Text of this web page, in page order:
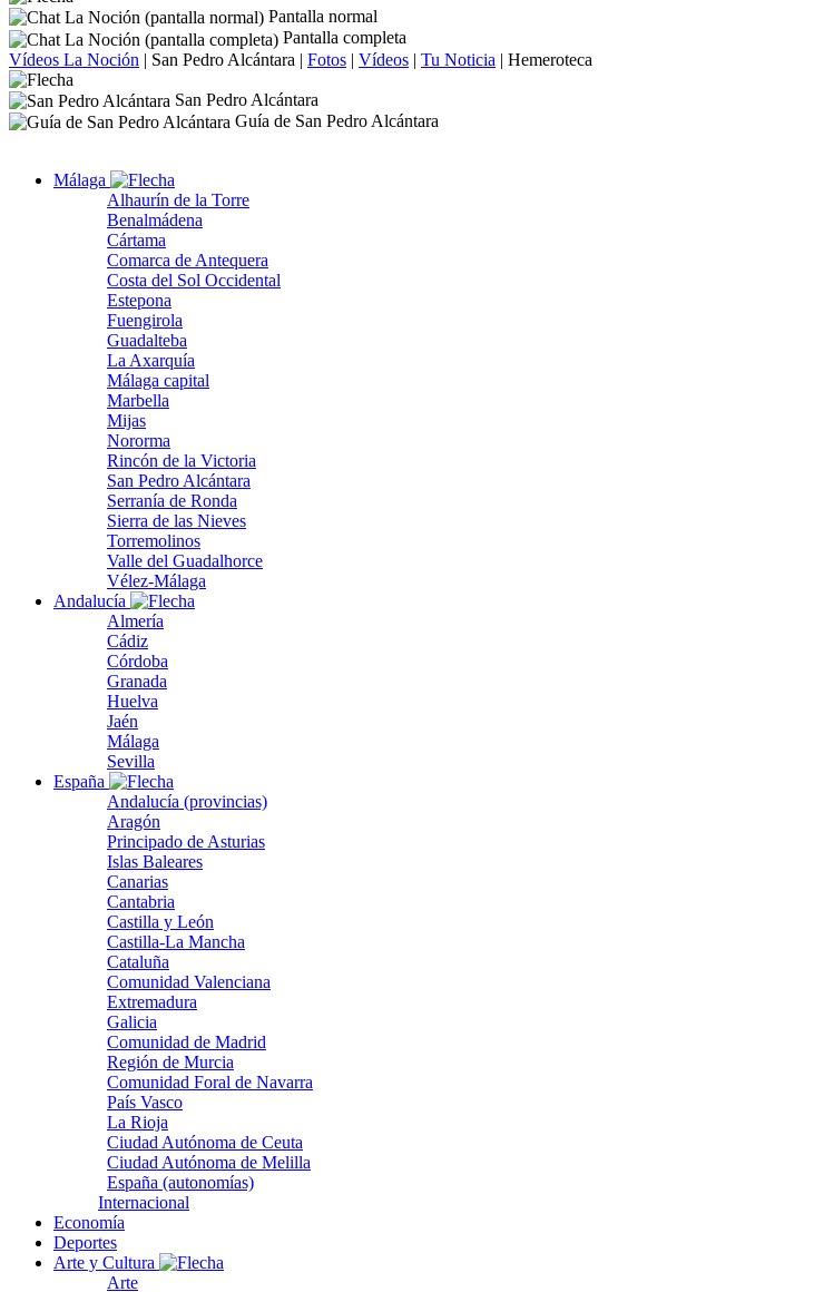
Pantalla normal
Pantalla completa
Vídeos La Noción | San Pedro Alcántara | Fotos | Vídeos | Tu Noticia | Hemeroteca
San Pedro Alcántara
Guía de San Pedro Alcántara
Málaga
Alhaurín de la Torre
Benalmádena
Cártama
Comarca de Antequera
Costa del Sol Occidental
Estepona
Fuengirola
Guadalteba
La Axarquía
Málaga capital
Marbella
Mijas
Nororma
Rincón de la Victoria
San Pedro Alcántara
Serranía de Ronda
Sierra de las Nieves
Torremolinos
Valle del Guadalhorce
Vélez-Málaga
Andalucía
Almería
Cádiz
Córdoba
Granada
Huelva
Jaén
Málaga
Sevilla
España
Andalucía (provincias)
Aragón
Principado de Asturias
Islas Baleares
Canarias
Cantabria
Castilla y León
Castilla-La Mancha
Cataluña
Comunidad Valenciana
Extremadura
Galicia
Comunidad de Madrid
Región de Murcia
Comunidad Foral de Navarra
País Vasco
La Rioja
Ciudad Autónoma de Ceuta
Ciudad Autónoma de Melilla
España (autonomías)
Internacional
Economía
Deportes
Arte y Cultura
Arte